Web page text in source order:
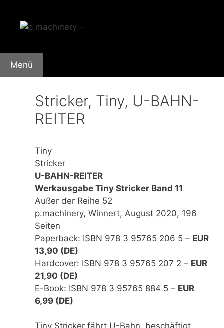
Inhalt
springen
Menü
Stricker, Tiny, U-BAHN-
REITER
Tiny
Stricker
U-BAHN-REITER
Werkausgabe Tiny Stricker Band 11
Außer der Reihe 52
p.machinery, Winnert, August 2020, 196
Seiten
Paperback: ISBN 978 3 95765 206 5 – EUR
13,90 (DE)
Hardcover: ISBN 978 3 95765 207 2 – EUR
21,90 (DE)
E-Book: ISBN 978 3 95765 884 5 – EUR
6,99 (DE)